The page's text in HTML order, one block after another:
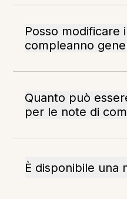
Posso modificare
compleanno
Quanto può
per le note di
È disponibile una